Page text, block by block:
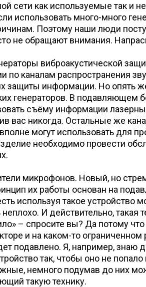
сети как используемые так и
использовать много-много
Поэтому наши люди
не обращают внимания.
виброакустической
каналам распространения
защиты информации. Но опять
генераторов. В подавляющем
съёму информации
вас никогда. Остальные же
могут использовать для
необходимо провести
микрофонов. Новый, но
их работы основан на
используя такое
И действительно, такая
– спросите вы? Да потому что
и на каком-то
подавлено. Я, например, знаю
так, чтобы оно не
немного подумав до них
такую технику.